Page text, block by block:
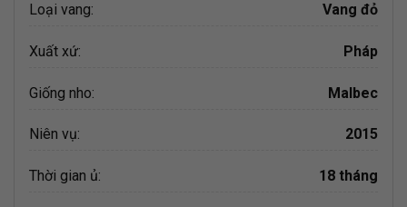
Loại vang: Vang đỏ
Xuất xứ: Pháp
Giống nho: Malbec
Niên vụ: 2015
Thời gian ủ: 18 tháng